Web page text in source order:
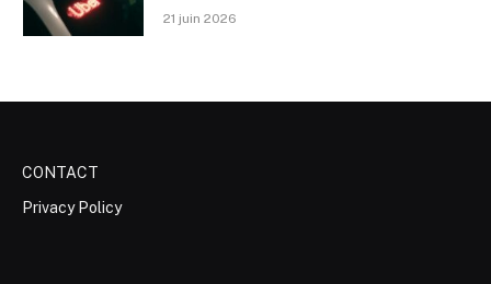
21 juin 2026
CONTACT
Privacy Policy